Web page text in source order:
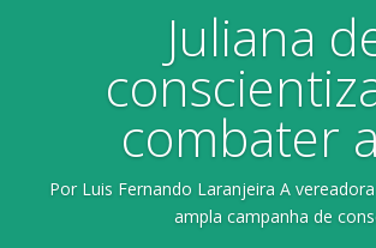
Juliana
combater
Por Luis Fernando Laranjeira A
ampla campanha de